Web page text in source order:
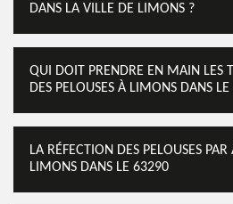
DANS LA VILLE DE LIMONS ?
QUI DOIT PRENDRE EN MAIN LES
DES PELOUSES À LIMONS DANS
LA RÉFECTION DES PELOUSES
LIMONS DANS LE 63290